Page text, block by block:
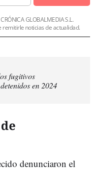
GLOBALMEDIA S.L.
noticias de actualidad.
fugitivos
en 2024
denunciaron el